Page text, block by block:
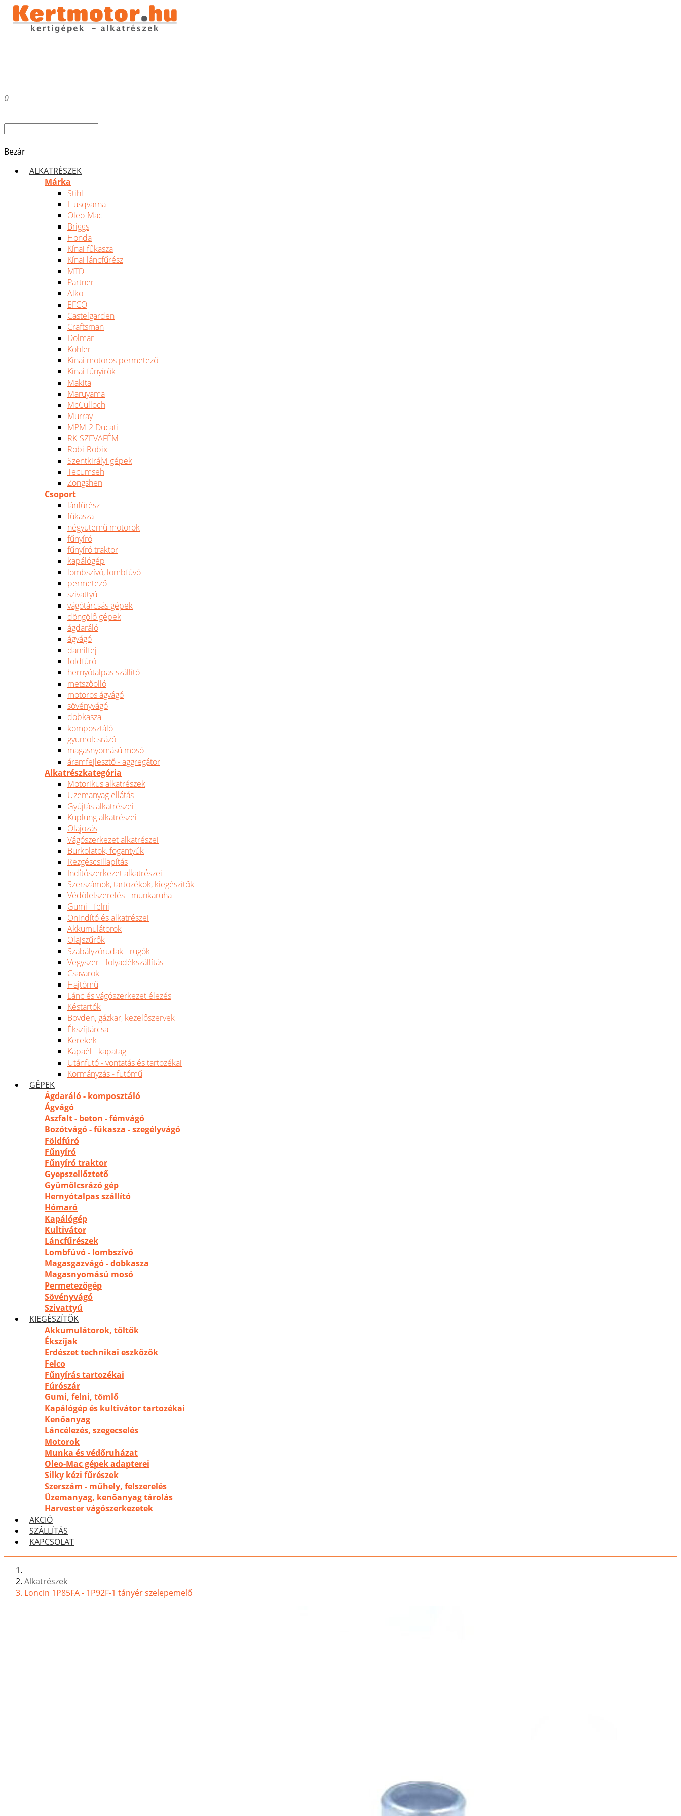
0
Bezár
ALKATRÉSZEK
Márka
Stihl
Husqvarna
Oleo-Mac
Briggs
Honda
Kínai fűkasza
Kínai láncfűrész
MTD
Partner
Alko
EFCO
Castelgarden
Craftsman
Dolmar
Kohler
Kínai motoros permetező
Kínai fűnyírők
Makita
Maruyama
McCulloch
Murray
MPM-2 Ducati
RK-SZEVAFÉM
Robi-Robix
Szentkirályi gépek
Tecumseh
Zongshen
Csoport
lánfűrész
fűkasza
négyütemű motorok
fűnyíró
fűnyíró traktor
kapálógép
lombszívó, lombfúvó
permetező
szivattyú
vágótárcsás gépek
döngölő gépek
ágdaráló
ágvágó
damilfej
földfúró
hernyótalpas szállító
metszőolló
motoros ágvágó
sövényvágó
dobkasza
komposztáló
gyümölcsrázó
magasnyomású mosó
áramfejlesztő - aggregátor
Alkatrészkategória
Motorikus alkatrészek
Üzemanyag ellátás
Gyújtás alkatrészei
Kuplung alkatrészei
Olajozás
Vágószerkezet alkatrészei
Burkolatok, fogantyúk
Rezgéscsillapítás
Indítószerkezet alkatrészei
Szerszámok, tartozékok, kiegészítők
Védőfelszerelés - munkaruha
Gumi - felni
Önindító és alkatrészei
Akkumulátorok
Olajszűrők
Szabályzórudak - rugók
Vegyszer - folyadékszállítás
Csavarok
Hajtómű
Lánc és vágószerkezet élezés
Késtartók
Bovden, gázkar, kezelőszervek
Ékszíjtárcsa
Kerekek
Kapaél - kapatag
Utánfutó - vontatás és tartozékai
Kormányzás - futómű
GÉPEK
Ágdaráló - komposztáló
Ágvágó
Aszfalt - beton - fémvágó
Bozótvágó - fűkasza - szegélyvágó
Földfúró
Fűnyíró
Fűnyíró traktor
Gyepszellőztető
Gyümölcsrázó gép
Hernyótalpas szállító
Hómaró
Kapálógép
Kultivátor
Láncfűrészek
Lombfúvó - lombszívó
Magasgazvágó - dobkasza
Magasnyomású mosó
Permetezőgép
Sövényvágó
Szivattyú
KIEGÉSZÍTŐK
Akkumulátorok, töltők
Ékszíjak
Erdészet technikai eszközök
Felco
Fűnyírás tartozékai
Fúrószár
Gumi, felni, tömlő
Kapálógép és kultivátor tartozékai
Kenőanyag
Láncélezés, szegecselés
Motorok
Munka és védőruházat
Oleo-Mac gépek adapterei
Silky kézi fűrészek
Szerszám - műhely, felszerelés
Üzemanyag, kenőanyag tárolás
Harvester vágószerkezetek
AKCIÓ
SZÁLLÍTÁS
KAPCSOLAT
Alkatrészek
Loncin 1P85FA - 1P92F-1 tányér szelepemelő